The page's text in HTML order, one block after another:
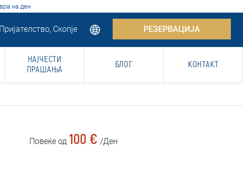
на ден
Скопје РЕЗЕРВАЦИЈА
НАЈЧЕСТИ
ПРАШАЊА
БЛОГ КОНТАКТ
Повеќе од 100 € /Ден